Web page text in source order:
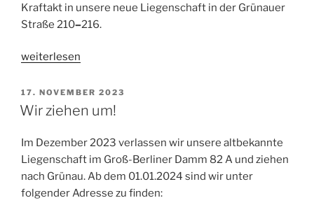
Kraftakt in unsere neue Liegenschaft in der Grünauer
Straße 210–216.
„Auf
neuen
Ufern:
große
Umzug“
weiterlesen
VERÖFFENTLICHT
AM
17. NOVEMBER 2023
Wir ziehen um!
Im Dezember 2023 verlassen wir unsere altbekannte
Liegenschaft im Groß-Berliner Damm 82 A und ziehen
nach Grünau. Ab dem 01.01.2024 sind wir unter
folgender Adresse zu finden: